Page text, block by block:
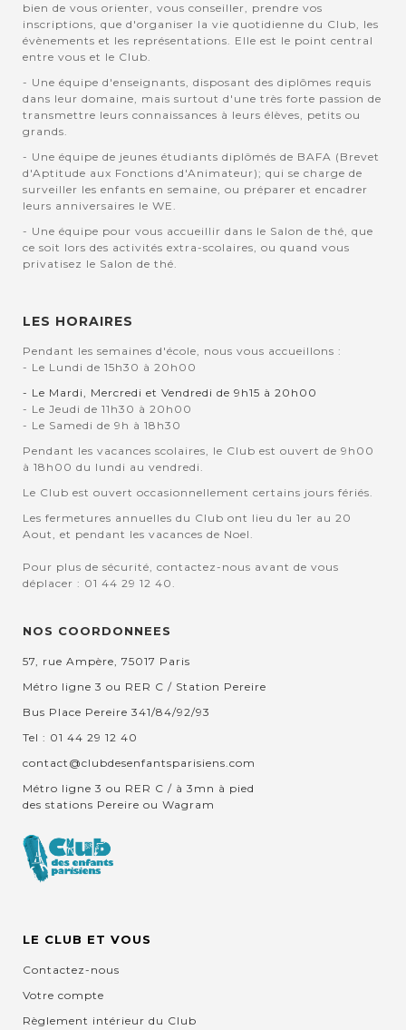
bien de vous orienter, vous conseiller, prendre vos
inscriptions, que d'organiser la vie quotidienne du Club, les
évènements et les représentations. Elle est le point central
entre vous et le Club.
- Une équipe d'enseignants, disposant des diplômes requis
dans leur domaine, mais surtout d'une très forte passion de
transmettre leurs connaissances à leurs élèves, petits ou
grands.
- Une équipe de jeunes étudiants diplômés de BAFA (Brevet
d'Aptitude aux Fonctions d'Animateur); qui se charge de
surveiller les enfants en semaine, ou préparer et encadrer
leurs anniversaires le WE.
- Une équipe pour vous accueillir dans le Salon de thé, que
ce soit lors des activités extra-scolaires, ou quand vous
privatisez le Salon de thé.
LES HORAIRES
Pendant les semaines d'école, nous vous accueillons :
- Le Lundi de 15h30 à 20h00
- Le Mardi, Mercredi et Vendredi de 9h15 à 20h00
- Le Jeudi de 11h30 à 20h00
- Le Samedi de 9h à 18h30
Pendant les vacances scolaires, le Club est ouvert de 9h00
à 18h00 du lundi au vendredi.
Le Club est ouvert occasionnellement certains jours fériés.
Les fermetures annuelles du Club ont lieu du 1er au 20
Aout, et pendant les vacances de Noel.
Pour plus de sécurité, contactez-nous avant de vous
déplacer : 01 44 29 12 40.
NOS COORDONNEES
57, rue Ampère, 75017 Paris
Métro ligne 3 ou RER C / Station Pereire
Bus Place Pereire 341/84/92/93
Tel : 01 44 29 12 40
contact@clubdesenfantsparisiens.com
Métro ligne 3 ou RER C / à 3mn à pied
des stations Pereire ou Wagram
LE CLUB ET VOUS
Contactez-nous
Votre compte
Règlement intérieur du Club